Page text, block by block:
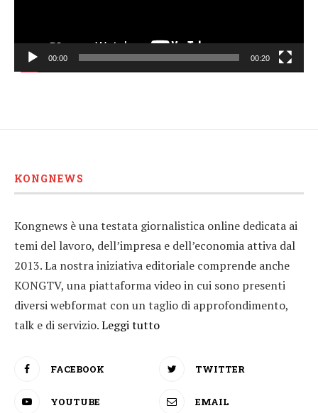
00:00 00:20
KONGNEWS
Kongnews è una testata giornalistica online dedicata ai
temi del lavoro, dell’impresa e dell’economia attiva dal
2013. La nostra iniziativa editoriale comprende anche
KONGTV, una piattaforma video in cui sono presenti
diversi webformat con un taglio di approfondimento,
talk e di servizio.Leggi tutto
FACEBOOK TWITTER
YOUTUBE EMAIL